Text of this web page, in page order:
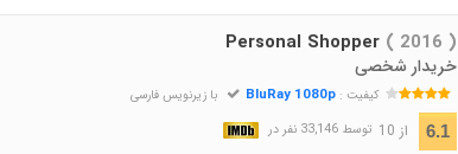
Personal Shopper( 2016 )
خریدار شخصی
کیفیت :BluRay 1080p با زیرنویس فارسی
6.1 از 10 توسط 33,146 نفر در